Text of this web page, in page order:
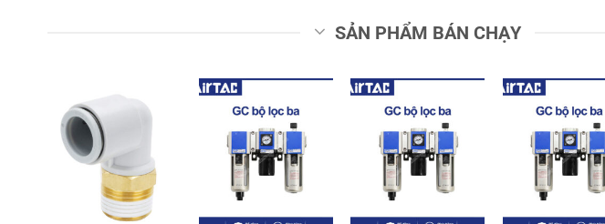
SẢN PHẨM BÁN CHẠY